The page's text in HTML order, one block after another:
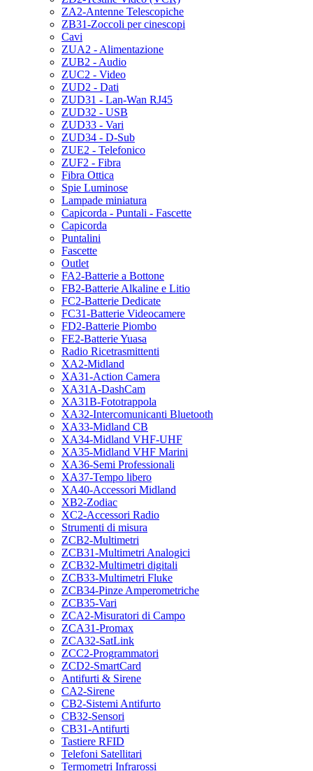
ZA2-Antenne Telescopiche
ZB31-Zoccoli per cinescopi
Cavi
ZUA2 - Alimentazione
ZUB2 - Audio
ZUC2 - Video
ZUD2 - Dati
ZUD31 - Lan-Wan RJ45
ZUD32 - USB
ZUD33 - Vari
ZUD34 - D-Sub
ZUE2 - Telefonico
ZUF2 - Fibra
Fibra Ottica
Spie Luminose
Lampade miniatura
Capicorda - Puntali - Fascette
Capicorda
Puntalini
Fascette
Outlet
FA2-Batterie a Bottone
FB2-Batterie Alkaline e Litio
FC2-Batterie Dedicate
FC31-Batterie Videocamere
FD2-Batterie Piombo
FE2-Batterie Yuasa
Radio Ricetrasmittenti
XA2-Midland
XA31-Action Camera
XA31A-DashCam
XA31B-Fototrappola
XA32-Intercomunicanti Bluetooth
XA33-Midland CB
XA34-Midland VHF-UHF
XA35-Midland VHF Marini
XA36-Semi Professionali
XA37-Tempo libero
XA40-Accessori Midland
XB2-Zodiac
XC2-Accessori Radio
Strumenti di misura
ZCB2-Multimetri
ZCB31-Multimetri Analogici
ZCB32-Multimetri digitali
ZCB33-Multimetri Fluke
ZCB34-Pinze Amperometriche
ZCB35-Vari
ZCA2-Misuratori di Campo
ZCA31-Promax
ZCA32-SatLink
ZCC2-Programmatori
ZCD2-SmartCard
Antifurti & Sirene
CA2-Sirene
CB2-Sistemi Antifurto
CB32-Sensori
CB31-Antifurti
Tastiere RFID
Telefoni Satellitari
Termometri Infrarossi